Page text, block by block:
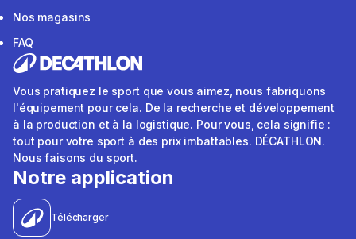
Nos magasins
FAQ
Vous pratiquez le sport que vous aimez, nous fabriquons
l'équipement pour cela. De la recherche et développement
à la production et à la logistique. Pour vous, cela signifie :
tout pour votre sport à des prix imbattables. DÉCATHLON.
Nous faisons du sport.
Notre application
Télécharger